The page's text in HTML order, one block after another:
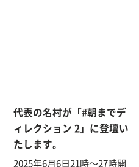
2025年6月6日21時〜27時開
代表の名村が「#朝までデ
ィレクション 2」に登壇い
たします。